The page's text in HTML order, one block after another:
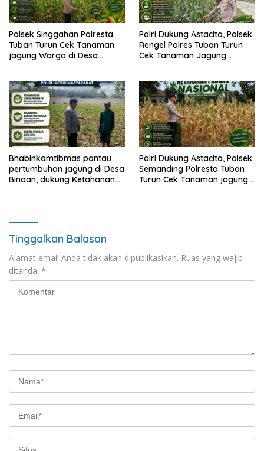
Polsek Singgahan Polresta
Tuban Turun Cek Tanaman
jagung Warga di Desa
Polri Dukung Astacita, Polsek
Rengel Polres Tuban Turun
Cek Tanaman Jagung
Bhabinkamtibmas pantau
pertumbuhan jagung di Desa
Binaan, dukung Ketahanan
Polri Dukung Astacita, Polsek
Semanding Polresta Tuban
Turun Cek Tanaman jagung
Tinggalkan Balasan
Alamat email Anda tidak akan dipublikasikan. Ruas yang wajib
ditandai *